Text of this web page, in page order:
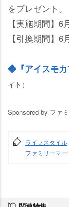
をプレゼント。
【実施期間】6
【引換期間】6
◆『アイスモカ
イト）
Sponsored by ファ
ライフスタイル
ファミリーマー